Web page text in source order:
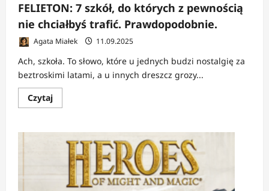
FELIETON: 7 szkół, do których z pewnością
nie chciałbyś trafić. Prawdopodobnie.
Agata Miałek 11.09.2025
Ach, szkoła. To słowo, które u jednych budzi nostalgię za
beztroskimi latami, a u innych dreszcz grozy...
CzytajDowiedz
się
FELIETON:
szkół,
których
pewnością